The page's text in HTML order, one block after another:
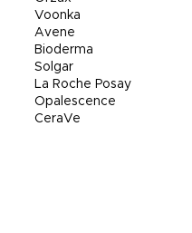
Voonka
Avene
Bioderma
Solgar
La Roche Posay
Opalescence
CeraVe